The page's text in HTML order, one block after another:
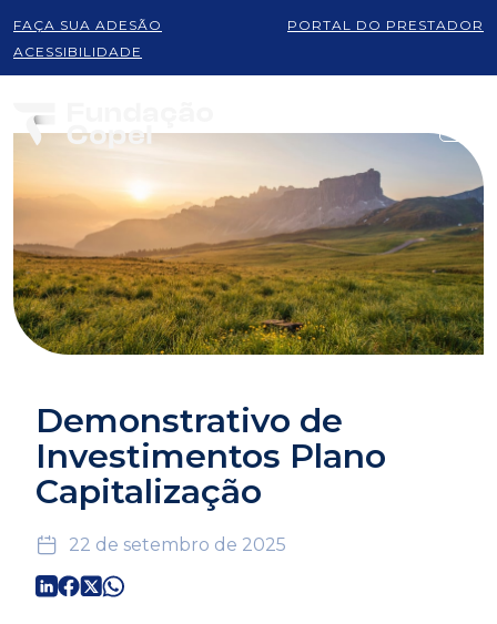
FAÇA SUA ADESÃO
PORTAL DO PRESTADOR
ACESSIBILIDADE
Demonstrativo de
Investimentos Plano
Capitalização
22 de setembro de 2025